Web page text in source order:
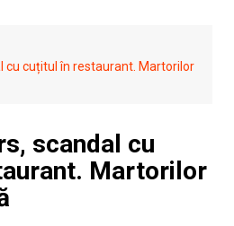
cu cuțitul în restaurant. Martorilor
scandal cu
Martorilor